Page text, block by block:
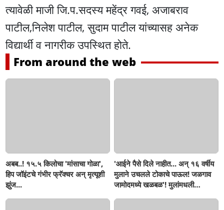
त्यावेळी माजी जि.प.सदस्य महेंद्र गवई, अजाबराव
पाटील,निलेश पाटील, सुदाम पाटील यांच्यासह अनेक
विद्यार्थी व नागरीक उपस्थित होते.
From around the web
अबब..! १५.५ किलोचा 'मांसाचा गोळा',
हिप जॉइंटचे गंभीर फ्रॅक्चर अन् मृत्यूशी
झुंज...
'आईने पैसे दिले नाहीत... अन् १६ वर्षीय
मुलाने उचलले टोकाचे पाऊल! जळगाव
जामोदमध्ये खळबळ'! मुलांमधली